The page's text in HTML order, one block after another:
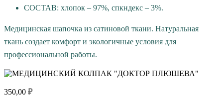
СОСТАВ: хлопок – 97%, спкндекс – 3%.
Медицинская шапочка из сатиновой ткани. Натуральная
ткань создает комфорт и экологичные условия для
профессиональной работы.
350,00 ₽